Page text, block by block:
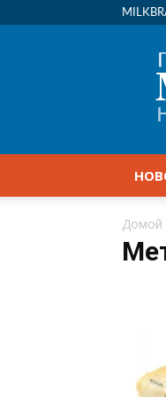
Домой